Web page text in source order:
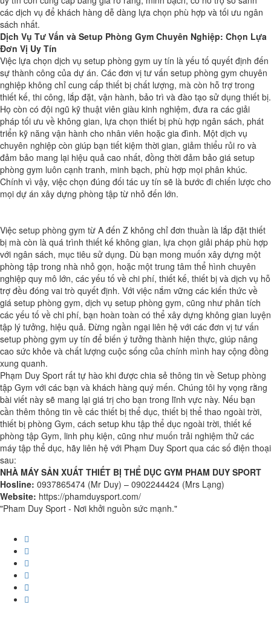
các dịch vụ để khách hàng dễ dàng lựa chọn phù hợp và tối ưu ngân
sách nhất.
Dịch Vụ Tư Vấn và Setup Phòng Gym Chuyên Nghiệp: Chọn Lựa
Đơn Vị Uy Tín
Việc lựa chọn dịch vụ setup phòng gym uy tín là yếu tố quyết định đến
sự thành công của dự án. Các đơn vị tư vấn setup phòng gym chuyên
nghiệp không chỉ cung cấp thiết bị chất lượng, mà còn hỗ trợ trong
thiết kế, thi công, lắp đặt, vận hành, bảo trì và đào tạo sử dụng thiết bị.
Họ còn có đội ngũ kỹ thuật viên giàu kinh nghiệm, đưa ra các giải
pháp tối ưu về không gian, lựa chọn thiết bị phù hợp ngân sách, phát
triển kỹ năng vận hành cho nhân viên hoặc gia đình. Một dịch vụ
chuyên nghiệp còn giúp bạn tiết kiệm thời gian, giảm thiểu rủi ro và
đảm bảo mang lại hiệu quả cao nhất, đồng thời đảm bảo giá setup
phòng gym luôn cạnh tranh, minh bạch, phù hợp mọi phân khúc.
Chính vì vậy, việc chọn đúng đối tác uy tín sẽ là bước đi chiến lược cho
mọi dự án xây dựng phòng tập từ nhỏ đến lớn.
Việc setup phòng gym từ A đến Z không chỉ đơn thuần là lắp đặt thiết
bị mà còn là quá trình thiết kế không gian, lựa chọn giải pháp phù hợp
với ngân sách, mục tiêu sử dụng. Dù bạn mong muốn xây dựng một
phòng tập trong nhà nhỏ gọn, hoặc một trung tâm thể hình chuyên
nghiệp quy mô lớn, các yếu tố về chi phí, thiết kế, thiết bị và dịch vụ hỗ
trợ đều đóng vai trò quyết định. Với việc nắm vững các kiến thức về
giá setup phòng gym, dịch vụ setup phòng gym, cũng như phân tích
các yếu tố về chi phí, bạn hoàn toàn có thể xây dựng không gian luyện
tập lý tưởng, hiệu quả. Đừng ngần ngại liên hệ với các đơn vị tư vấn
setup phòng gym uy tín để biến ý tưởng thành hiện thực, giúp nâng
cao sức khỏe và chất lượng cuộc sống của chính mình hay cộng đồng
xung quanh.
Phạm Duy Sport rất tự hào khi được chia sẻ thông tin về Setup phòng
tập Gym với các bạn và khách hàng quý mến. Chúng tôi hy vọng rằng
bài viết này sẽ mang lại giá trị cho bạn trong lĩnh vực này. Nếu bạn
cần thêm thông tin về các thiết bị thể dục, thiết bị thể thao ngoài trời,
thiết bị phòng Gym, cách setup khu tập thể dục ngoài trời, thiết kế
phòng tập Gym, linh phụ kiện, cũng như muốn trải nghiệm thử các
máy tập thể dục, hãy liên hệ với Phạm Duy Sport qua các số điện thoại
sau:
NHÀ MÁY SẢN XUẤT THIẾT BỊ THỂ DỤC GYM PHAM DUY SPORT
Hosline: 0937865474 (Mr Duy) – 0902244424 (Mrs Lạng)
Website: https://phamduysport.com/
"Pham Duy Sport - Nơi khởi nguồn sức mạnh."